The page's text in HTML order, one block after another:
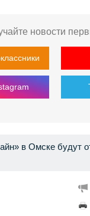
новости
в Омске будут